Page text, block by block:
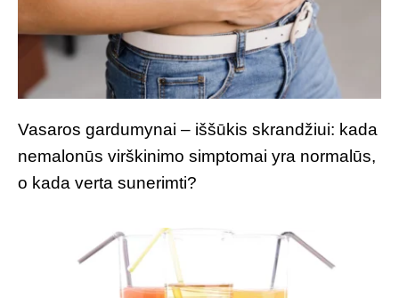
Vasaros gardumynai – iššūkis skrandžiui: kada
nemalonūs virškinimo simptomai yra normalūs,
o kada verta sunerimti?